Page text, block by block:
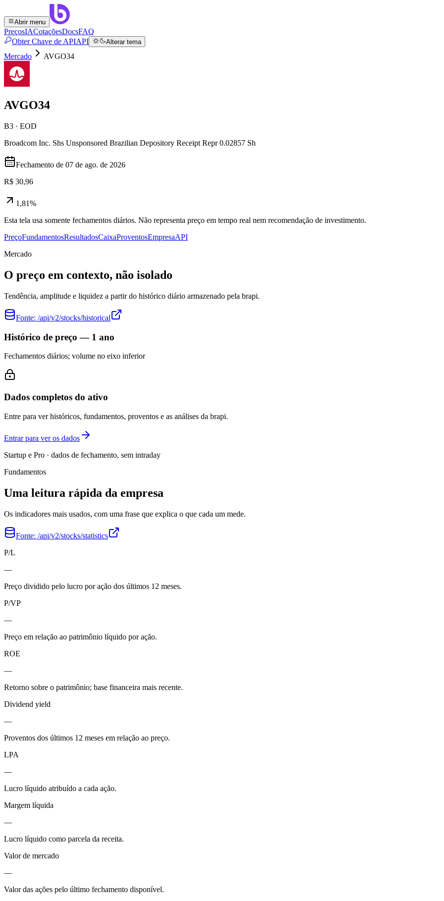
Abrir menu
PreçosIACotaçõesDocsFAQ
Obter Chave de APIAPI Alterar tema
Mercado AVGO34
AVGO34
B3 · EOD
Broadcom Inc. Shs Unsponsored Brazilian Depository Receipt Repr 0.02857 Sh
Fechamento de 07 de ago. de 2026
R$ 30,96
1,81%
Esta tela usa somente fechamentos diários. Não representa preço em tempo real nem recomendação de investimento.
PreçoFundamentosResultadosCaixaProventosEmpresaAPI
Mercado
O preço em contexto, não isolado
Tendência, amplitude e liquidez a partir do histórico diário armazenado pela brapi.
Fonte: /api/v2/stocks/historical
Histórico de preço — 1 ano
Fechamentos diários; volume no eixo inferior
Dados completos do ativo
Entre para ver históricos, fundamentos, proventos e as análises da brapi.
Entrar para ver os dados
Startup e Pro · dados de fechamento, sem intraday
Fundamentos
Uma leitura rápida da empresa
Os indicadores mais usados, com uma frase que explica o que cada um mede.
Fonte: /api/v2/stocks/statistics
P/L
—
Preço dividido pelo lucro por ação dos últimos 12 meses.
P/VP
—
Preço em relação ao patrimônio líquido por ação.
ROE
—
Retorno sobre o patrimônio; base financeira mais recente.
Dividend yield
—
Proventos dos últimos 12 meses em relação ao preço.
LPA
—
Lucro líquido atribuído a cada ação.
Margem líquida
—
Lucro líquido como parcela da receita.
Valor de mercado
—
Valor das ações pelo último fechamento disponível.